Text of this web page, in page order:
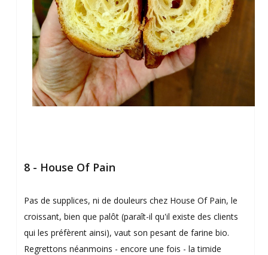
8 - House Of Pain
Pas de supplices, ni de douleurs chez House Of Pain, le
croissant, bien que palôt (paraît-il qu'il existe des clients
qui les préfèrent ainsi), vaut son pesant de farine bio.
Regrettons néanmoins - encore une fois - la timide